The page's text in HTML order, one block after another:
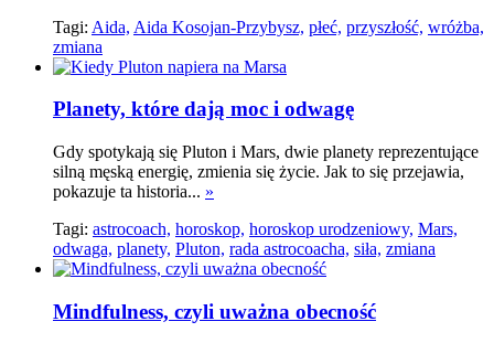
Tagi: Aida, Aida Kosojan-Przybysz, płeć, przyszłość, wróżba,
zmiana
Planety, które dają moc i odwagę
Gdy spotykają się Pluton i Mars, dwie planety reprezentujące
silną męską energię, zmienia się życie. Jak to się przejawia,
pokazuje ta historia... »
Tagi: astrocoach, horoskop, horoskop urodzeniowy, Mars,
odwaga, planety, Pluton, rada astrocoacha, siła, zmiana
Mindfulness, czyli uważna obecność